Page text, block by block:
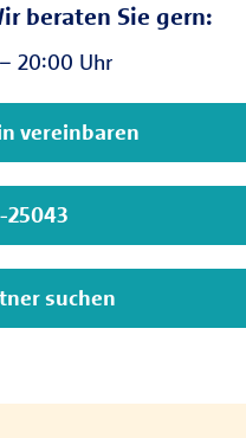
beraten Sie gern:
20:00 Uhr
vereinbaren
25043
suchen